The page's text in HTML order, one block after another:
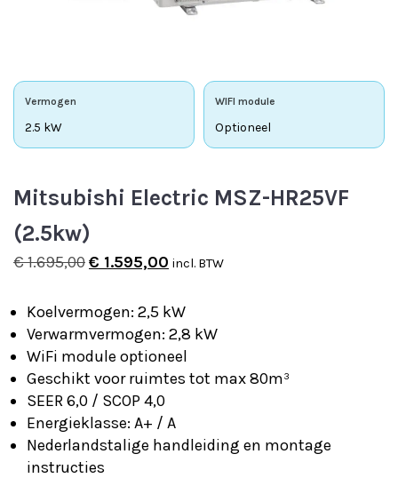
Vermogen
2.5 kW
WIFI module
Optioneel
Mitsubishi Electric MSZ-HR25VF
(2.5kw)
€1.695,00Oorspronkelijke
was:
€ 1.695,00.
€ 1.595,00 Huidige
is:
€ 1.595,00.
incl. BTW
Koelvermogen: 2,5 kW
Verwarmvermogen: 2,8 kW
WiFi module optioneel
Geschikt voor ruimtes tot max 80m³
SEER 6,0 / SCOP 4,0
Energieklasse: A+ / A
Nederlandstalige handleiding en montage
instructies